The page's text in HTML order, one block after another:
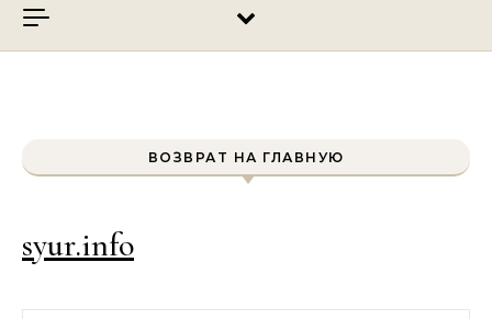
ВОЗВРАТ НА ГЛАВНУЮ
syur.info